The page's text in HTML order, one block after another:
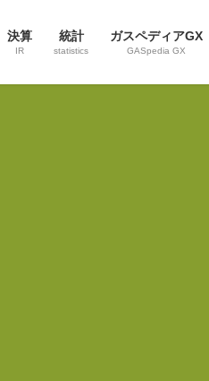
決算
IR
統計
statistics
ガスペディアGX
GASpedia GX